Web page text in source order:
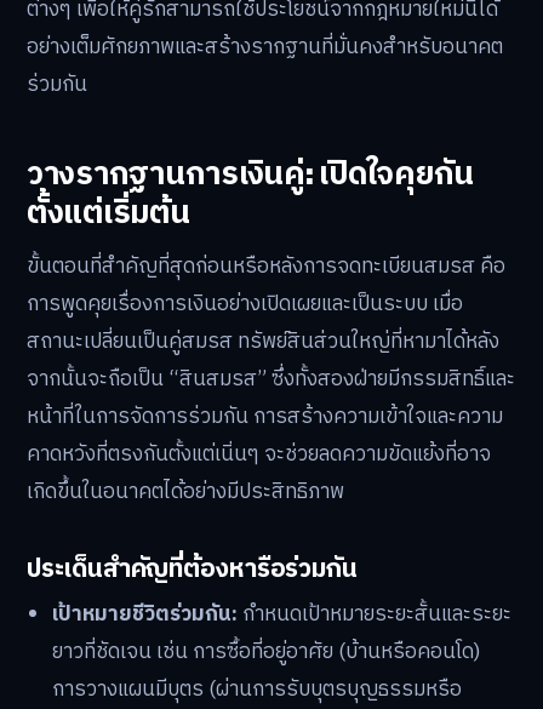
ต่างๆ เพื่อให้คู่รักสามารถใช้ประโยชน์จากกฎหมายใหม่นี้ได้
อย่างเต็มศักยภาพและสร้างรากฐานที่มั่นคงสำหรับอนาคต
ร่วมกัน
วางรากฐานการเงินคู่: เปิดใจคุยกัน
ตั้งแต่เริ่มต้น
ขั้นตอนที่สำคัญที่สุดก่อนหรือหลังการจดทะเบียนสมรส คือ
การพูดคุยเรื่องการเงินอย่างเปิดเผยและเป็นระบบ เมื่อ
สถานะเปลี่ยนเป็นคู่สมรส ทรัพย์สินส่วนใหญ่ที่หามาได้หลัง
จากนั้นจะถือเป็น “สินสมรส” ซึ่งทั้งสองฝ่ายมีกรรมสิทธิ์และ
หน้าที่ในการจัดการร่วมกัน การสร้างความเข้าใจและความ
คาดหวังที่ตรงกันตั้งแต่เนิ่นๆ จะช่วยลดความขัดแย้งที่อาจ
เกิดขึ้นในอนาคตได้อย่างมีประสิทธิภาพ
ประเด็นสำคัญที่ต้องหารือร่วมกัน
เป้าหมายชีวิตร่วมกัน: กำหนดเป้าหมายระยะสั้นและระยะ
ยาวที่ชัดเจน เช่น การซื้อที่อยู่อาศัย (บ้านหรือคอนโด)
การวางแผนมีบุตร (ผ่านการรับบุตรบุญธรรมหรือ